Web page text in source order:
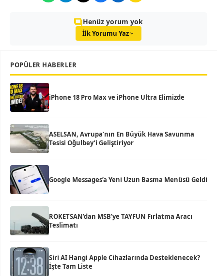
Henüz yorum yok
İlk Yorumu Yaz
POPÜLER HABERLER
iPhone 18 Pro Max ve iPhone Ultra Elimizde
ASELSAN, Avrupa’nın En Büyük Hava Savunma
Tesisi Oğulbey’i Geliştiriyor
Google Messages’a Yeni Uzun Basma Menüsü Geldi
ROKETSAN’dan MSB’ye TAYFUN Fırlatma Aracı
Teslimatı
Siri AI Hangi Apple Cihazlarında Desteklenecek?
İşte Tam Liste